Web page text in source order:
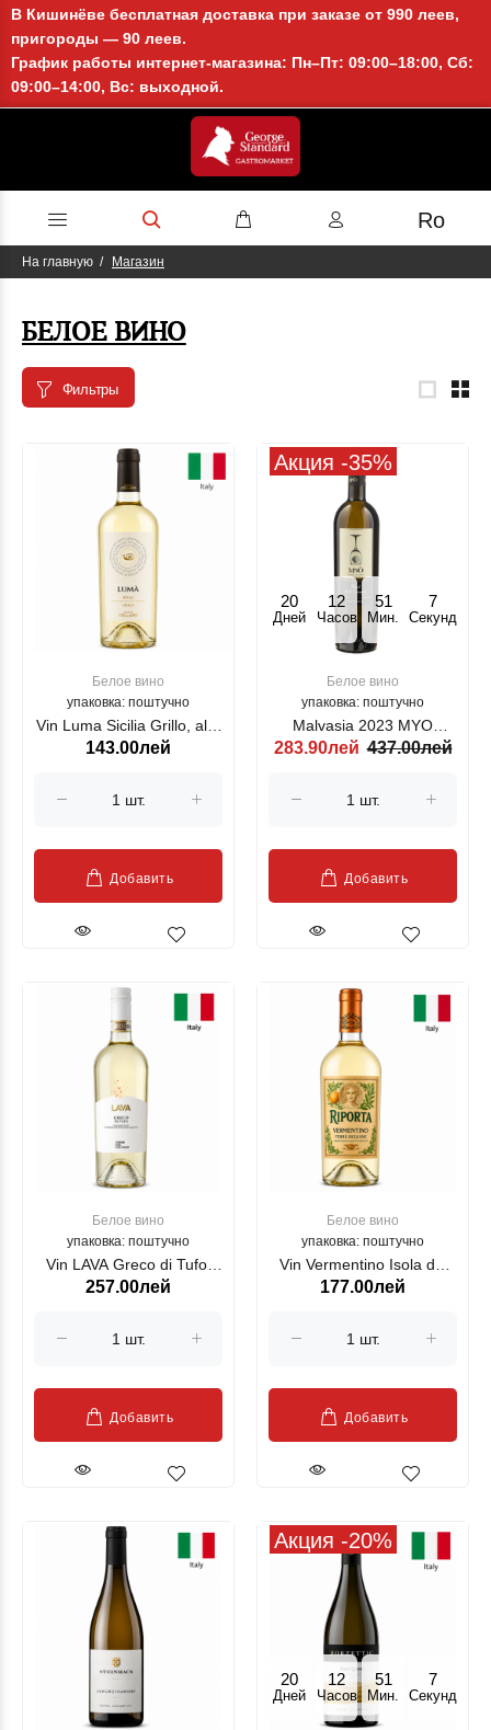
В Кишинёве бесплатная доставка при заказе от 990 леев,
пригороды — 90 леев.
График работы интернет-магазина: Пн–Пт: 09:00–18:00, Сб:
09:00–14:00, Вс: выходной.
Ro
На главную Магазин
БЕЛОЕ ВИНО
Фильтры
Белое вино
упаковка: поштучно
Vin Luma Sicilia Grillo, alb,
750 ml
143.00лей
Добавить
20
Дней
12
Часов
51
Мин.
7
Секунд
Акция -35%
Белое вино
упаковка: поштучно
Malvasia 2023 MYO
ZORZETTIG alb, 750ml
283.90лей 437.00лей
Добавить
Белое вино
упаковка: поштучно
Vin LAVA Greco di Tufo,
alb, 750 ml
257.00лей
Добавить
Белое вино
упаковка: поштучно
Vin Vermentino Isola dei
Nuraghi RIPORTA, alb,
177.00лей
Добавить
20
Дней
12
Часов
51
Мин.
7
Секунд
Акция -20%